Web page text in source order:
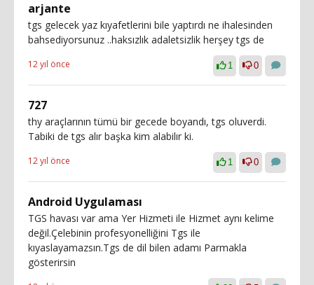
arjante
tgs gelecek yaz kıyafetlerini bile yaptırdı ne ihalesinden
bahsediyorsunuz ..haksızlık adaletsizlik herşey tgs de
12 yıl önce 1 0
727
thy araçlarının tümü bir gecede boyandı, tgs oluverdi.
Tabiki de tgs alır başka kim alabilır ki.
12 yıl önce 1 0
Android Uygulaması
TGS havası var ama Yer Hizmeti ile Hizmet aynı kelime
değil.Çelebinin profesyonelliğini Tgs ile
kıyaslayamazsın.Tgs de dil bilen adamı Parmakla
gösterirsin